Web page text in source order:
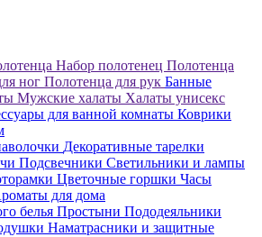
Набор полотенец Полотенца
ног Полотенца для рук Банные
Мужские халаты Халаты унисекс
для ванной комнаты Коврики
Декоративные тарелки
Подсвечники Светильники и лампы
Цветочные горшки Часы
для дома
белья Простыни Пододеяльники
Наматрасники и защитные